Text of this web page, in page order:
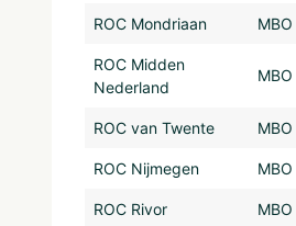
ROC Mondriaan MBO
ROC Midden
Nederland
MBO
ROC van Twente MBO
ROC Nijmegen MBO
ROC Rivor MBO